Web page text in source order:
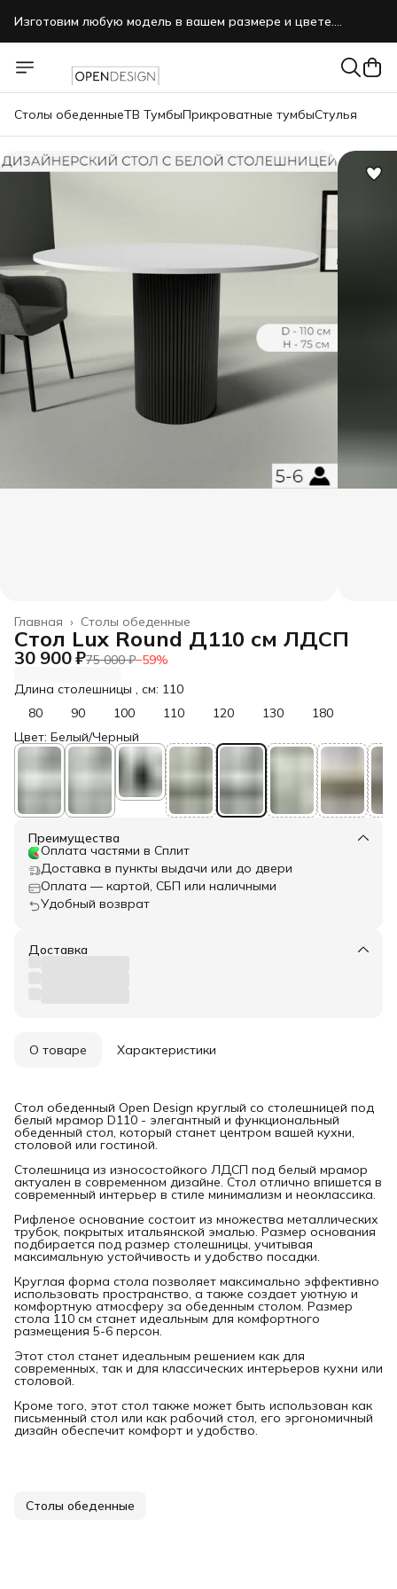
Изготовим любую модель в вашем размере и цвете.
Столы обеденныеТВ ТумбыПрикроватные тумбыСтулья
Столы обеденные
Главная ›
Стол Lux Round Д110 см ЛДСП
30 900 ₽75 000 ₽−59%
Длина столешницы , см: 110
80
90 100 110 120 130
180
Цвет: Белый/Черный
Преимущества
Оплата частями в Сплит
Доставка в пункты выдачи или до двери
Оплата — картой, СБП или наличными
Удобный возврат
Доставка
О товаре Характеристики
Стол обеденный Open Design круглый со столешницей под
белый мрамор D110 - элегантный и функциональный
обеденный стол, который станет центром вашей кухни,
столовой или гостиной.
Столешница из износостойкого ЛДСП под белый мрамор
актуален в современном дизайне. Стол отлично впишется в
современный интерьер в стиле минимализм и неоклассика.
Рифленое основание состоит из множества металлических
трубок, покрытых итальянской эмалью. Размер основания
подбирается под размер столешницы, учитывая
максимальную устойчивость и удобство посадки.
Круглая форма стола позволяет максимально эффективно
использовать пространство, а также создает уютную и
комфортную атмосферу за обеденным столом. Размер
стола 110 см станет идеальным для комфортного
размещения 5-6 персон.
Этот стол станет идеальным решением как для
современных, так и для классических интерьеров кухни или
столовой.
Кроме того, этот стол также может быть использован как
письменный стол или как рабочий стол, его эргономичный
дизайн обеспечит комфорт и удобство.
Столы обеденные